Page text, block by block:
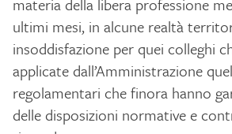
materia della libera professione
ultimi mesi, in alcune realtà
insoddisfazione per quei colleghi
applicate dall’Amministrazione
regolamentari che finora hanno
delle disposizioni normative e